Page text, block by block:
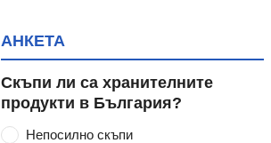
АНКЕТА
Скъпи ли са хранителните
продукти в България?
Непосилно скъпи